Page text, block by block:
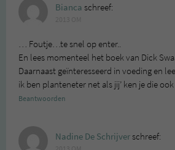
Bianca schreef:
… Foutje…te snel op enter..
En lees momenteel het boek van Dick
Daarnaast geïnteresseerd in voeding en
ik ben planteneter net als jij’ ken je die ook
Beantwoorden
Nadine De Schrijverschreef: